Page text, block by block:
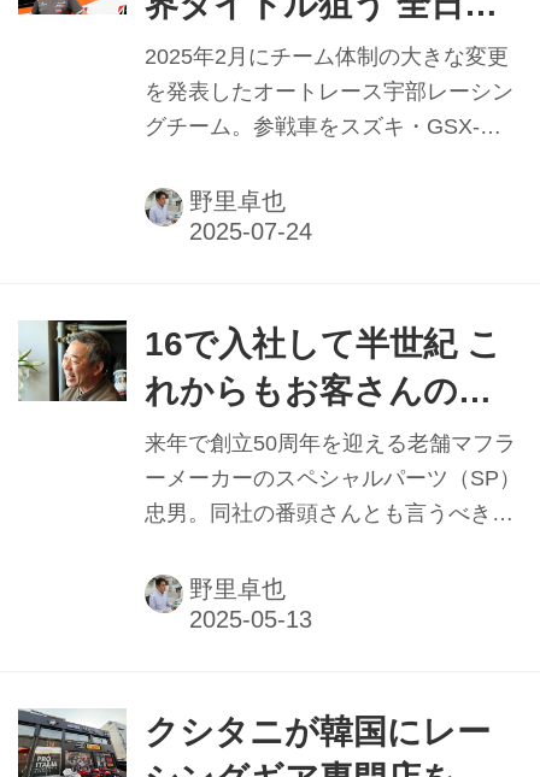
選手権／世界耐久選手権
(EWC)参戦チーム オー
トレース宇部レーシン
グチームディレクター
／中井貴之氏
2025年2月にチーム体制の大きな変更
を発表したオートレース宇部レーシン
グチーム。参戦車をスズキ・GSX-
ッチ、ライダーも海外のレースで活躍
してきた浦本修充選手を擁立し、今季
手権（EWC）にも挑戦する。5月中旬
にSUGOで開催のテスト日にチームデ
ィレクターの中井貴之氏に今季の意気
込みを改めて聞いた。
野里卓也
16で入社して半世紀 こ
れからもお客さんの喜
びを糧に
来年で創立50周年を迎える老舗マフラ
ーメーカーのスペシャルパーツ（SP）
忠男。同社の番頭さんとも言うべき人
長の鈴木忠男氏から代表取締役を受け
継ぐことになり、改めて大泉氏が入社
ーを聞いた。
野里卓也
クシタニが韓国にレー